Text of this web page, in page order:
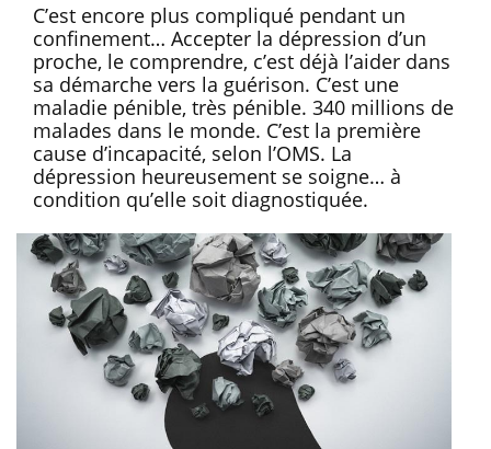
C’est encore plus compliqué pendant un
confinement… Accepter la dépression d’un
proche, le comprendre, c’est déjà l’aider dans
sa démarche vers la guérison. C’est une
maladie pénible, très pénible. 340 millions de
malades dans le monde. C’est la première
cause d’incapacité, selon l’OMS. La
dépression heureusement se soigne… à
condition qu’elle soit diagnostiquée.